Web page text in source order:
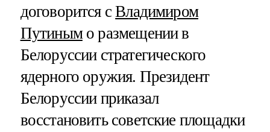
договорится сВладимиром
Путинымо размещении в
Белоруссии стратегического
ядерного оружия. Президент
Белоруссии приказал
восстановить советские площадки